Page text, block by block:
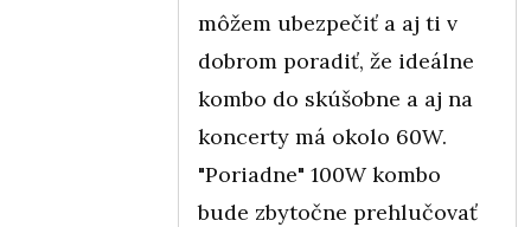
môžem ubezpečiť a aj ti v
dobrom poradiť, že ideálne
kombo do skúšobne a aj na
koncerty má okolo 60W.
"Poriadne" 100W kombo
bude zbytočne prehlučovať